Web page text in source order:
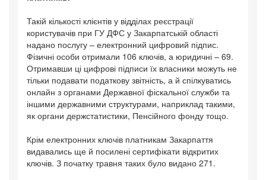
Такій кількості клієнтів у відділах реєстрації
користувачів при ГУ ДФС у Закарпатській області
надано послугу – електронний цифровий підпис.
Фізичні особи отримали 106 ключів, а юридичні – 69.
Отримавши ці цифрові підписи їх власники можуть не
тільки подавати податкову звітність, а й спілкуватись
онлайн з органами Державної фіскальної служби та
іншими державними структурами, наприклад такими,
як органи держстатистики, Пенсійного фонду тощо.
Крім електронних ключів платникам Закарпаття
видавались ще й посилені сертифікати відкритих
ключів. З початку травня таких було видано 271.